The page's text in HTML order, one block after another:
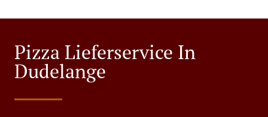
Pizza Lieferservice In
Dudelange